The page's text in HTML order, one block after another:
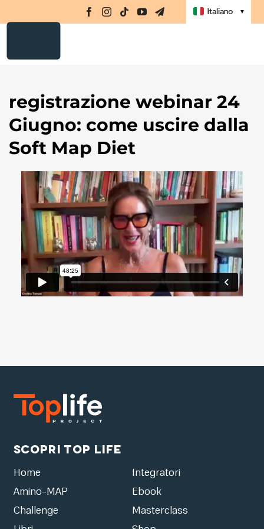
al
Italiano ▼
Ebook
Masterclass
Libri
Shop
Registrati
Accedi
registrazione webinar 24
Giugno: come uscire dalla
Soft Map Diet
Scopri Top Life
Home
Integratori
Amino-MAP
Ebook
Challenge
Masterclass